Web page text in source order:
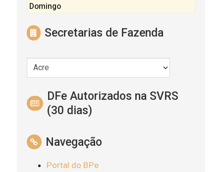
Domingo
Secretarias de Fazenda
DFe Autorizados na SVRS
(30 dias)
Navegação
Portal do BPe